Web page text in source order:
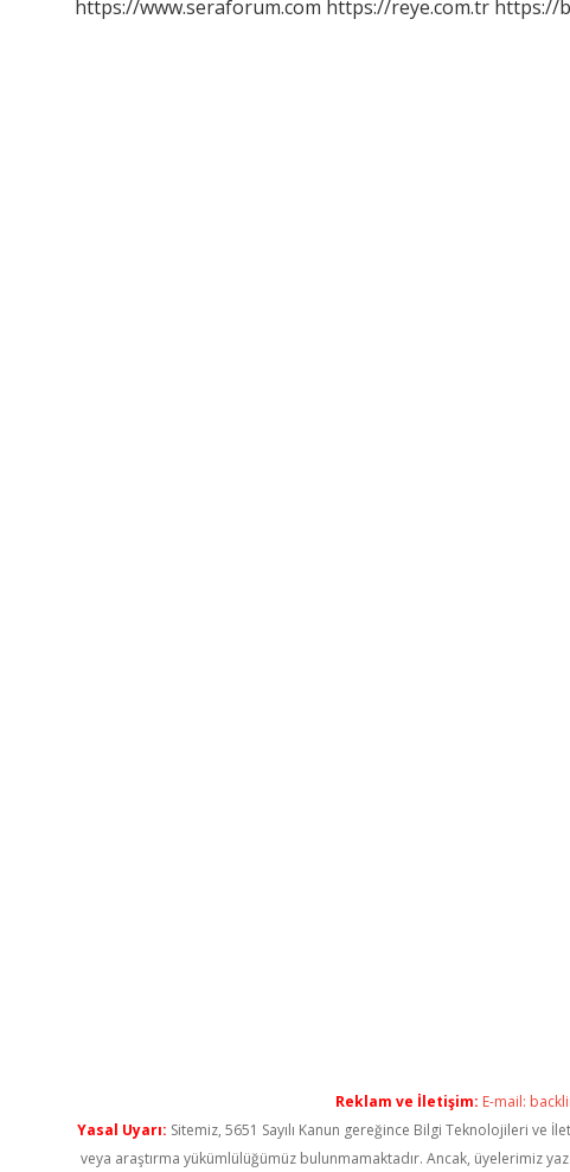
https://www.seraforum.com https://reye.com.tr https://
Reklam ve İletişim: E-mail:
Yasal Uyarı: Sitemiz, 5651 Sayılı Kanun gereğince Bilgi Teknolojileri ve
veya araştırma yükümlülüğümüz bulunmamaktadır. Ancak, üyelerimiz